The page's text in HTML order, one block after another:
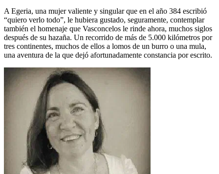
A Egeria, una mujer valiente y singular que en el año 384 escribió
“quiero verlo todo”, le hubiera gustado, seguramente, contemplar
también el homenaje que Vasconcelos le rinde ahora, muchos siglos
después de su hazaña. Un recorrido de más de 5.000 kilómetros por
tres continentes, muchos de ellos a lomos de un burro o una mula,
una aventura de la que dejó afortunadamente constancia por escrito.